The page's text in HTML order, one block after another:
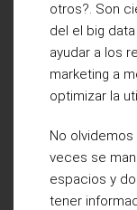
otros?. Son
del el big
ayudar a los
marketing a
optimizar la
No
veces se
espacios y
tener